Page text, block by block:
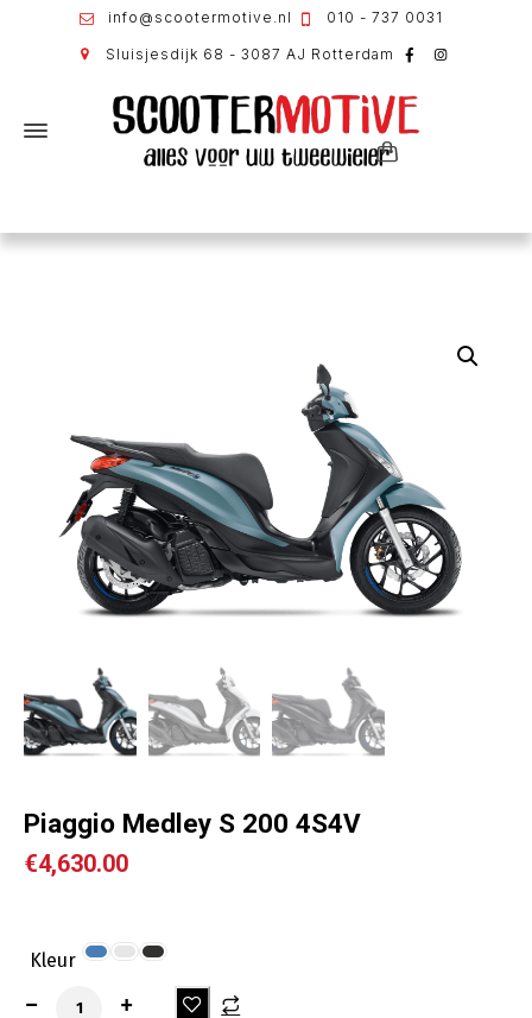
info@scootermotive.nl 010 - 737 0031
Sluisjesdijk 68 - 3087 AJ Rotterdam
Piaggio Medley S 200 4S4V
€4,630.00
Kleur